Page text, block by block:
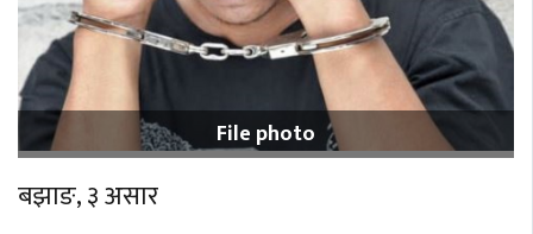
File photo
बझाङ, ३ असार